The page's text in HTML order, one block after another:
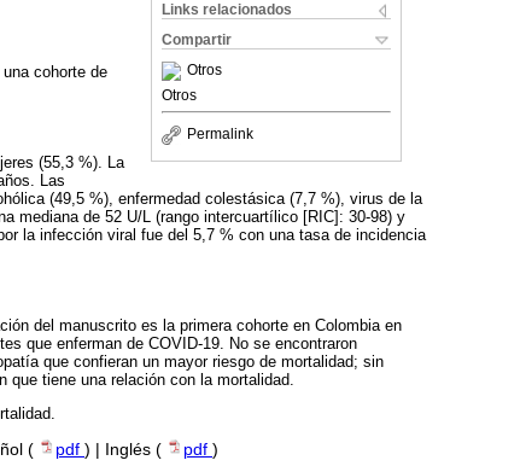
Links relacionados
Compartir
Otros
Otros
Permalink
cohorte de
(55,3 %). La
Las
(49,5 %), enfermedad colestásica (7,7 %), virus de la
mediana de 52 U/L (rango intercuartílico [RIC]: 30-98) y
la infección viral fue del 5,7 % con una tasa de incidencia
del manuscrito es la primera cohorte en Colombia en
que enferman de COVID-19. No se encontraron
que confieran un mayor riesgo de mortalidad; sin
tiene una relación con la mortalidad.
( pdf ) | Inglés ( pdf )